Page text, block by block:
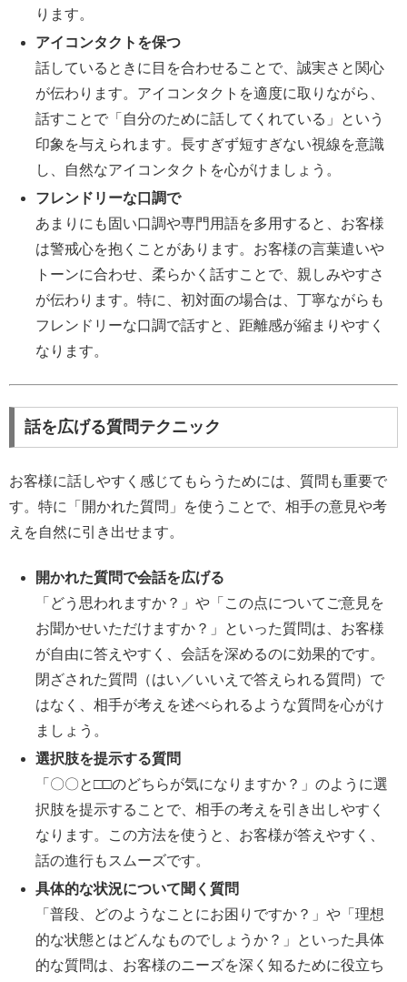
ります。
アイコンタクトを保つ
話しているときに目を合わせることで、誠実さと関心
が伝わります。アイコンタクトを適度に取りながら、
話すことで「自分のために話してくれている」という
印象を与えられます。長すぎず短すぎない視線を意識
し、自然なアイコンタクトを心がけましょう。
フレンドリーな口調で
あまりにも固い口調や専門用語を多用すると、お客様
は警戒心を抱くことがあります。お客様の言葉遣いや
トーンに合わせ、柔らかく話すことで、親しみやすさ
が伝わります。特に、初対面の場合は、丁寧ながらも
フレンドリーな口調で話すと、距離感が縮まりやすく
なります。
話を広げる質問テクニック
お客様に話しやすく感じてもらうためには、質問も重要で
す。特に「開かれた質問」を使うことで、相手の意見や考
えを自然に引き出せます。
開かれた質問で会話を広げる
「どう思われますか？」や「この点についてご意見を
お聞かせいただけますか？」といった質問は、お客様
が自由に答えやすく、会話を深めるのに効果的です。
閉ざされた質問（はい／いいえで答えられる質問）で
はなく、相手が考えを述べられるような質問を心がけ
ましょう。
選択肢を提示する質問
「〇〇と□□のどちらが気になりますか？」のように選
択肢を提示することで、相手の考えを引き出しやすく
なります。この方法を使うと、お客様が答えやすく、
話の進行もスムーズです。
具体的な状況について聞く質問
「普段、どのようなことにお困りですか？」や「理想
的な状態とはどんなものでしょうか？」といった具体
的な質問は、お客様のニーズを深く知るために役立ち